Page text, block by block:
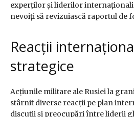
experților și liderilor
nevoiți să revizuiască raportul de
Reacții
strategice
Acțiunile militare ale Rusiei la
stârnit diverse reacții pe plan
discuții și preocupări între liderii